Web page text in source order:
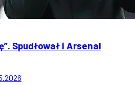
Spudłował i Arsenal